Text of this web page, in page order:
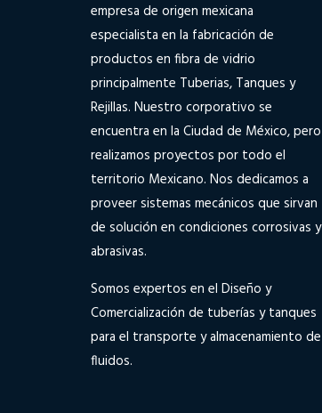
empresa de origen mexicana
especialista en la fabricación de
productos en fibra de vidrio
principalmente Tuberias, Tanques y
Rejillas. Nuestro corporativo se
encuentra en la Ciudad de México, pero
realizamos proyectos por todo el
territorio Mexicano. Nos dedicamos a
proveer sistemas mecánicos que sirvan
de solución en condiciones corrosivas y
abrasivas.
Somos expertos en el Diseño y
Comercialización de tuberías y tanques
para el transporte y almacenamiento de
fluidos.